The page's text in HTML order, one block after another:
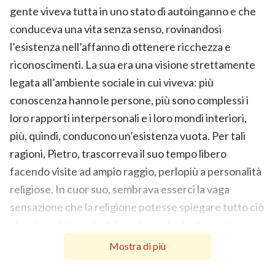
gente viveva tutta in uno stato di autoinganno e che
conduceva una vita senza senso, rovinandosi
l’esistenza nell’affanno di ottenere ricchezza e
riconoscimenti. La sua era una visione strettamente
legata all’ambiente sociale in cui viveva: più
conoscenza hanno le persone, più sono complessi i
loro rapporti interpersonali e i loro mondi interiori,
più, quindi, conducono un’esistenza vuota. Per tali
ragioni, Pietro, trascorreva il suo tempo libero
facendo visite ad ampio raggio, perlopiù a personalità
religiose. In cuor suo, sembrava esserci la vaga
sensazione che la religione potesse spiegare tutto ciò
perciò spesso si recava in una vicina sinagoga per
assistere alle funzioni liturgiche. I suoi genitori non
Mostra di più